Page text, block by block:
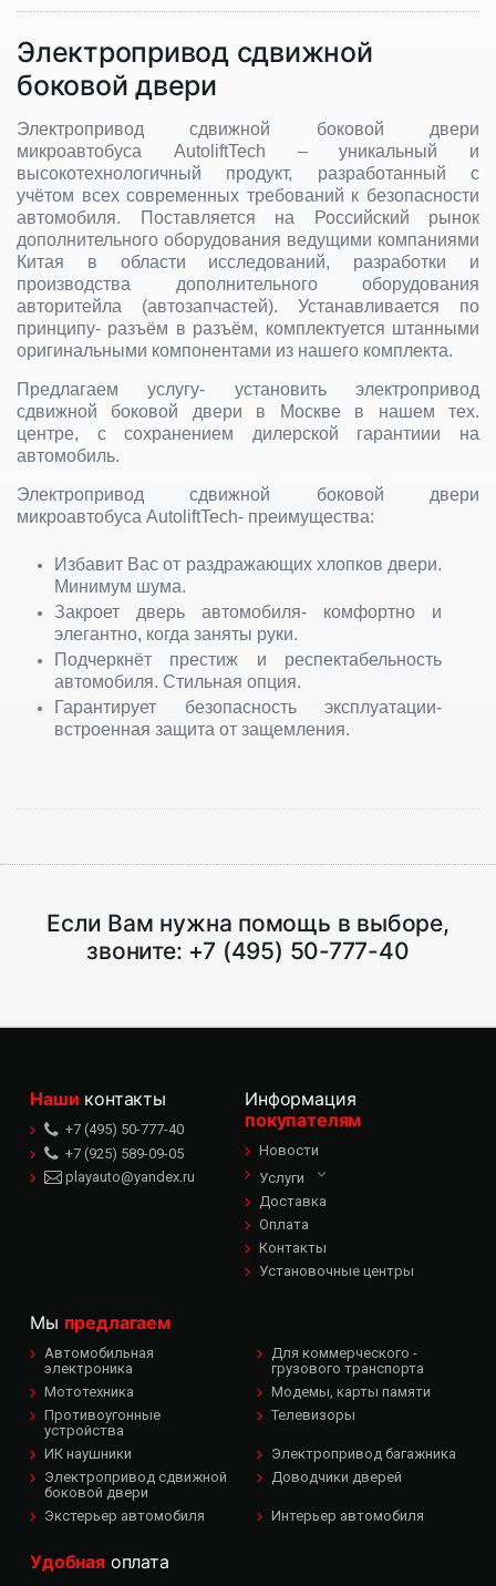
Электропривод сдвижной
боковой двери
Электропривод сдвижной боковой двери
микроавтобуса AutoliftTech – уникальный и
высокотехнологичный продукт, разработанный с
учётом всех современных требований к безопасности
автомобиля. Поставляется на Российский рынок
дополнительного оборудования ведущими компаниями
Китая в области исследований, разработки и
производства дополнительного оборудования
авторитейла (автозапчастей). Устанавливается по
принципу- разъём в разъём, комплектуется штанными
оригинальными компонентами из нашего комплекта.
Предлагаем услугу- установить электропривод
сдвижной боковой двери в Москве в нашем тех.
центре, с сохранением дилерской гарантиии на
автомобиль.
Электропривод сдвижной боковой двери
микроавтобуса AutoliftTech- преимущества:
Избавит Вас от раздражающих хлопков двери.
Минимум шума.
Закроет дверь автомобиля- комфортно и
элегантно, когда заняты руки.
Подчеркнёт престиж и респектабельность
автомобиля. Стильная опция.
Гарантирует безопасность эксплуатации-
встроенная защита от защемления.
Если Вам нужна помощь в выборе,
звоните: +7 (495) 50-777-40
Наши контакты
+7 (495) 50-777-40
+7 (925) 589-09-05
playauto@yandex.ru
Информация
покупателям
Новости
Услуги
Доставка
Оплата
Контакты
Установочные центры
Мы предлагаем
Автомобильная
электроника
Для коммерческого -
грузового транспорта
Мототехника
Модемы, карты памяти
Противоугонные
устройства
Телевизоры
ИК наушники
Электропривод багажника
Электропривод сдвижной
боковой двери
Доводчики дверей
Экстерьер автомобиля Интерьер автомобиля
Удобнаяоплата